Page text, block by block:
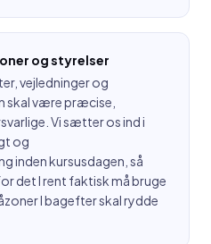
og styrelser
vejledninger og
skal være præcise,
Vi sætter os ind i
og
inden kursusdagen, så
det I rent faktisk må bruge
I bagefter skal rydde